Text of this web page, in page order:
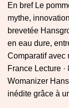
En bref Le
mythe,
brevetée
en eau dure,
Comparatif avec
France Lecture
Womanizer
inédite grâce à